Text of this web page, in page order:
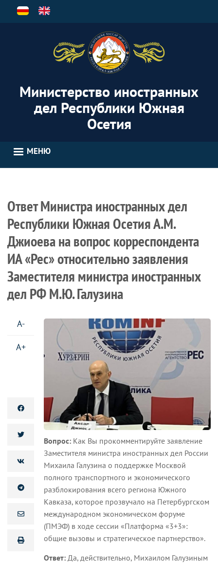
Перейти
Министерство иностранных
дел Республики Южная
Осетия
МЕНЮ
Ответ Министра иностранных дел
Республики Южная Осетия А.М.
Джиоева на вопрос корреспондента
ИА «Рес» относительно заявления
Заместителя министра иностранных
дел РФ М.Ю. Галузина
A-
A+
Вопрос: Как Вы прокомментируйте заявление
Заместителя министра иностранных дел России
Михаила Галузина о поддержке Москвой
полного транспортного и экономического
разблокирования всего региона Южного
Кавказа, которое прозвучало на Петербургском
международном экономическом форуме
(ПМЭФ) в ходе сессии «Платформа «3+3»:
общие вызовы и стратегическое партнерство».
Ответ: Да, действительно, Михаилом Галузиным